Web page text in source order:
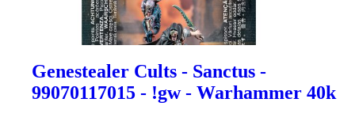
Genestealer Cults - Sanctus -
99070117015 - !gw - Warhammer 40k